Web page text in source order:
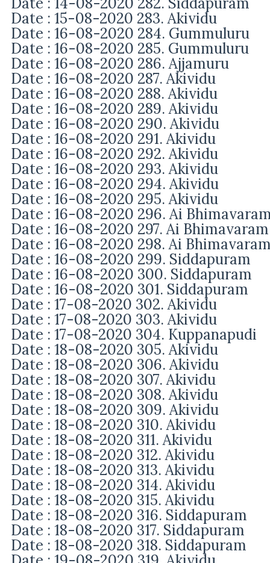
Date : 15-08-2020 283. Akividu
Date : 16-08-2020 284. Gummuluru
Date : 16-08-2020 285. Gummuluru
Date : 16-08-2020 286. Ajjamuru
Date : 16-08-2020 287. Akividu
Date : 16-08-2020 288. Akividu
Date : 16-08-2020 289. Akividu
Date : 16-08-2020 290. Akividu
Date : 16-08-2020 291. Akividu
Date : 16-08-2020 292. Akividu
Date : 16-08-2020 293. Akividu
Date : 16-08-2020 294. Akividu
Date : 16-08-2020 295. Akividu
Date : 16-08-2020 296. Ai
Date : 16-08-2020 297. Ai Bhimavaram
Date : 16-08-2020 298. Ai
Date : 16-08-2020 299. Siddapuram
Date : 16-08-2020 300. Siddapuram
Date : 16-08-2020 301. Siddapuram
Date : 17-08-2020 302. Akividu
Date : 17-08-2020 303. Akividu
Date : 17-08-2020 304. Kuppanapudi
Date : 18-08-2020 305. Akividu
Date : 18-08-2020 306. Akividu
Date : 18-08-2020 307. Akividu
Date : 18-08-2020 308. Akividu
Date : 18-08-2020 309. Akividu
Date : 18-08-2020 310. Akividu
Date : 18-08-2020 311. Akividu
Date : 18-08-2020 312. Akividu
Date : 18-08-2020 313. Akividu
Date : 18-08-2020 314. Akividu
Date : 18-08-2020 315. Akividu
Date : 18-08-2020 316. Siddapuram
Date : 18-08-2020 317. Siddapuram
Date : 18-08-2020 318. Siddapuram